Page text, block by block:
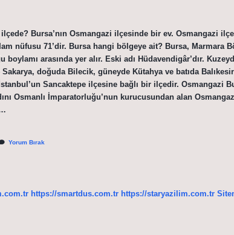
Bursa’nın Osmangazi ilçesinde bir ev. Osmangazi
nüfusu 71’dir. Bursa hangi bölgeye ait? Bursa, Marmara
boylamı arasında yer alır. Eski adı Hüdavendigâr’dır.
doğuda Bilecik, güneyde Kütahya ve batıda
Sancaktepe ilçesine bağlı bir ilçedir. Osmangazi
Osmanlı İmparatorluğu’nun kurucusundan alan
Yorum Bırak
https://smartdus.com.tr https://staryazilim.com.tr